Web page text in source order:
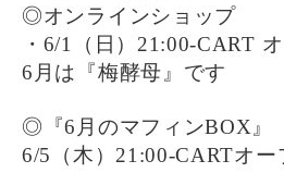
◎オンラインショップ
・6/1（日）21:00-CART
6月は『梅酵母』です
◎『6月のマフィンBOX』
6/5（木）21:00-CARTオー